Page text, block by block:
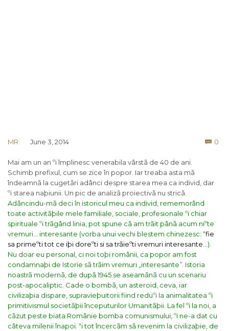
MR June 3, 2014  0
Mai am un an ºi împlinesc venerabila vârstã de 40 de ani.
Schimb prefixul, cum se zice în popor. Iar treaba asta mã
îndeamnã la cugetãri adânci despre starea mea ca individ, dar
ºi starea naþiunii. Un pic de analizã proiectivã nu stricã.
Adâncindu-mã deci în istoricul meu ca individ, rememorând
toate activitãþile mele familiale, sociale, profesionale ºi chiar
spirituale ºi trãgând linia, pot spune cã am trãit pânã acum niºte
vremuri… interesante (vorba unui vechi blestem chinezesc: “fie
sa primeºti tot ce iþi doreºti si sa trãieºti vremuri interesante… ).
Nu doar eu personal, ci noi toþi românii, ca popor am fost
condamnaþi de Istorie sã trãim vremuri „interesante”. Istoria
noastrã modernã, de dupã 1945 se aseamãnã cu un scenariu
post-apocaliptic. Cade o bombã, un asteroid, ceva, iar
civilizaþia dispare, supravieþuitorii fiind reduºi la animalitatea ºi
primitivismul societãþii începuturilor Umanitãþii. La fel ºi la noi, a
cãzut peste biata Românie bomba comunismului, ºi ne-a dat cu
câteva milenii înapoi. ªi tot încercãm sã revenim la civilizaþie, de